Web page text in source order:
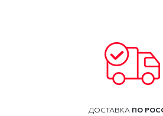
ДОСТАВКА ПО